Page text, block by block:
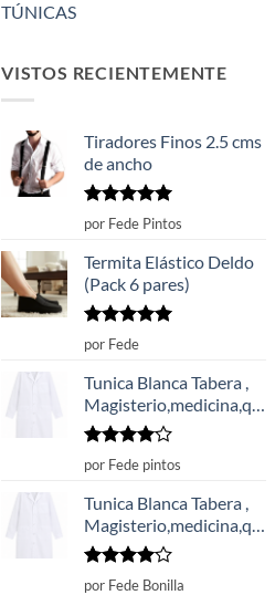
TÚNICAS
VISTOS RECIENTEMENTE
Tiradores Finos 2.5 cms
de ancho
Valorado
con
por Fede Pintos
Termita Elástico Deldo
(Pack 6 pares)
Valorado
con
por Fede
Tunica Blanca Tabera ,
Magisterio,medicina,química,veterinaria
Valorado
con
de
5
por Fede pintos
Tunica Blanca Tabera ,
Magisterio,medicina,química,veterinaria
Valorado
con
por Fede Bonilla